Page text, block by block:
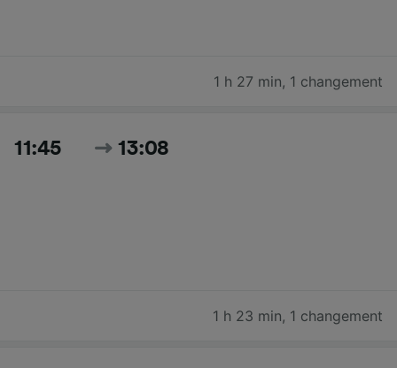
1 h 27 min, 1 changement
11:45 13:08
1 h 23 min, 1 changement